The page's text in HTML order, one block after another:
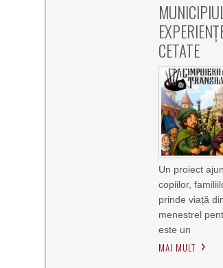
CETATE
Un proiect
copiilor,
prinde viață
menestrel
este un
MAI MULT